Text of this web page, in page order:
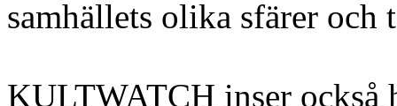
samhällets olika sfärer och
KULTWATCH inser också